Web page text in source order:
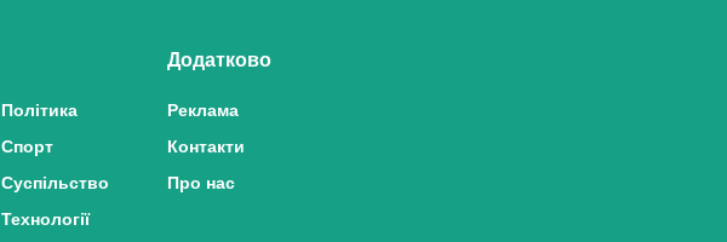
Політика
Спорт
Суспільство
Технології
Додатково
Реклама
Контакти
Про нас